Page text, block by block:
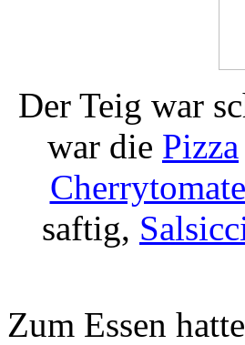
Der Teig war
war die Pizza
saftig,
Zum Essen